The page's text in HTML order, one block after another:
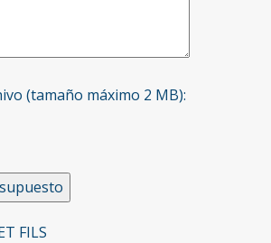
(tamaño máximo 2 MB):
FILS